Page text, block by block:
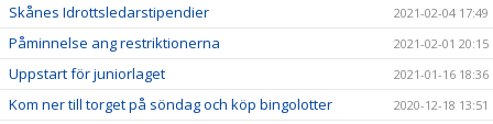
Skånes Idrottsledarstipendier 2021-02-04 17:49
Påminnelse ang restriktionerna 2021-02-01 20:15
Uppstart för juniorlaget 2021-01-16 18:36
Kom ner till torget på söndag och köp bingolotter 2020-12-18 13:51